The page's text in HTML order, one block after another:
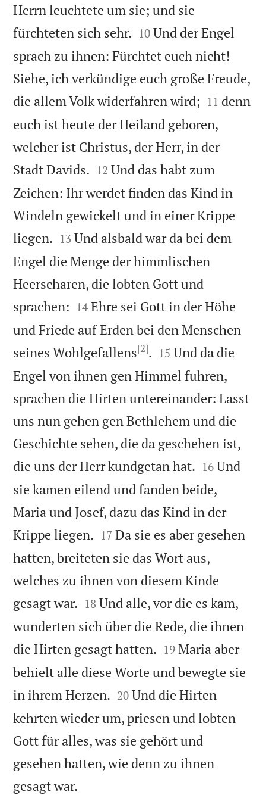
Herrn leuchtete um sie; und sie
fürchteten sich sehr. 

10 Und der Engel
sprach zu ihnen: Fürchtet euch nicht!
Siehe, ich verkündige euch große Freude,
die allem Volk widerfahren wird; 

11 denn
euch ist heute der Heiland geboren,
welcher ist Christus, der Herr, in der
Stadt Davids. 

12 Und das habt zum
Zeichen: Ihr werdet finden das Kind in
Windeln gewickelt und in einer Krippe
liegen. 

13 Und alsbald war da bei dem
Engel die Menge der himmlischen
Heerscharen, die lobten Gott und
sprachen: 

14 Ehre sei Gott in der Höhe
und Friede auf Erden bei den Menschen
seines Wohlgefallens[2]. 

15 Und da die
Engel von ihnen gen Himmel fuhren,
sprachen die Hirten untereinander: Lasst
uns nun gehen gen Bethlehem und die
Geschichte sehen, die da geschehen ist,
die uns der Herr kundgetan hat. 

16 Und
sie kamen eilend und fanden beide,
Maria und Josef, dazu das Kind in der
Krippe liegen. 

17 Da sie es aber gesehen
hatten, breiteten sie das Wort aus,
welches zu ihnen von diesem Kinde
gesagt war. 

18 Und alle, vor die es kam,
wunderten sich über die Rede, die ihnen
die Hirten gesagt hatten. 

19 Maria aber
behielt alle diese Worte und bewegte sie
in ihrem Herzen. 

20 Und die Hirten
kehrten wieder um, priesen und lobten
Gott für alles, was sie gehört und
gesehen hatten, wie denn zu ihnen
gesagt war.